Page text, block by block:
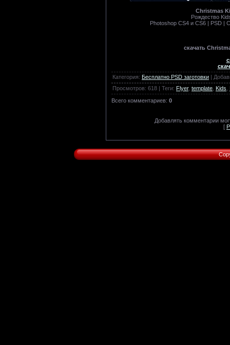
Christmas
Рождество
Photoshop CS4 и CS6 | PSD |
скачать
Категория: Бесплатно PSD заготовки |
Просмотров: 618 | Теги: Flyer, template Kids
Всего комментариев: 0
Добавлять комментарии
[